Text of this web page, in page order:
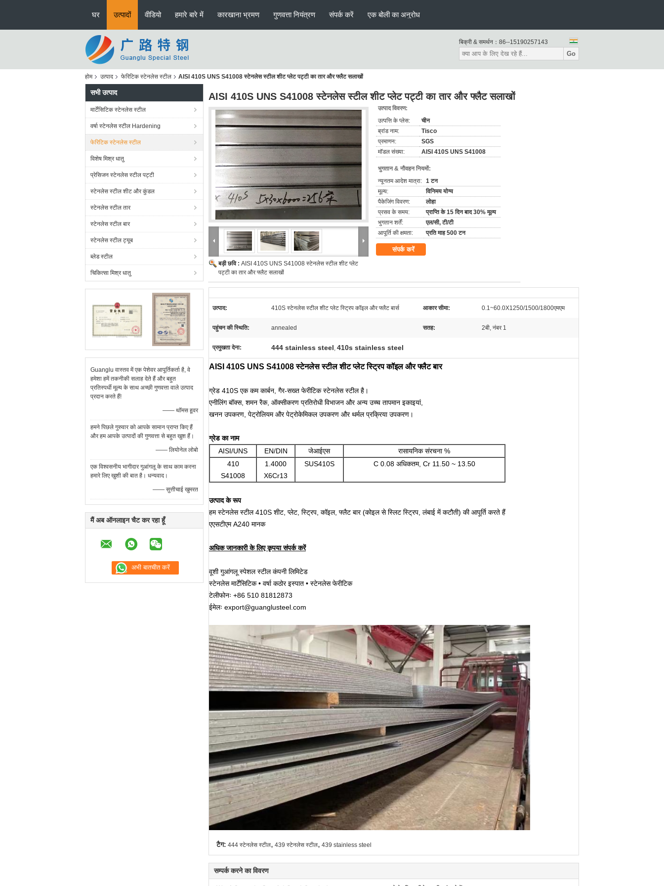
घर उत्पादों वीडियो हमारे बारे में कारखाना भ्रमण गुणवत्ता नियंत्रण संपर्क करें एक बोली का अनुरोध
बिक्री & समर्थन： 86--15190257143
Go
होम उत्पाद फेरिटिक स्टेनलेस स्टील AISI 410S UNS S41008 स्टेनलेस स्टील शीट प्लेट पट्टी का तार और फ्लैट सलाखों
सभी उत्पाद
मार्टेंसिटिक स्टेनलेस स्टील
वर्षा स्टेनलेस स्टील Hardening
फेरिटिक स्टेनलेस स्टील
विशेष मिश्र धातु
प्रेसिजन स्टेनलेस स्टील पट्टी
स्टेनलेस स्टील शीट और कुंडल
स्टेनलेस स्टील तार
स्टेनलेस स्टील बार
स्टेनलेस स्टील ट्यूब
ब्लेड स्टील
चिकित्सा मिश्र धातु
Guanglu वास्तव में एक पेशेवर आपूर्तिकर्ता है, वे
हमेशा हमें तकनीकी सलाह देते हैं और बहुत
प्रतिस्पर्धी मूल्य के साथ अच्छी गुणवत्ता वाले उत्पाद
प्रदान करते हैं!
—— थॉमस हूवर
हमने पिछले गुरुवार को आपके सामान प्राप्त किए हैं
और हम आपके उत्पादों की गुणवत्ता से बहुत खुश हैं।
—— लियोनेल लोबो
एक विश्वसनीय भागीदार गुआंगलू के साथ काम करना
हमारे लिए खुशी की बात है। धन्यवाद।
—— सुत्तीचाई खुमरत
मैं अब ऑनलाइन चैट कर रहा हूँ
AISI 410S UNS S41008 स्टेनलेस स्टील शीट प्लेट पट्टी का तार और फ्लैट सलाखों
बड़ी छवि : AISI 410S UNS S41008 स्टेनलेस स्टील शीट प्लेट
पट्टी का तार और फ्लैट सलाखों
उत्पाद विवरण:
उत्पत्ति के प्लेस:
चीन
ब्रांड नाम:
Tisco
प्रमाणन:
SGS
मॉडल संख्या:
AISI 410S UNS S41008
भुगतान & नौवहन नियमों:
न्यूनतम आदेश मात्रा: 1 टन
मूल्य:
विनिमय योग्य
पैकेजिंग विवरण:
लोहा
प्रसव के समय:
प्राप्ति के 15 दिन बाद 30% मूल्य
भुगतान शर्तें:
एल/सी, टी/टी
आपूर्ति की क्षमता:
प्रति माह 500 टन
संपर्क करें
उत्पाद: 410S स्टेनलेस स्टील शीट प्लेट स्ट्रिप कॉइल और फ्लैट बार्स आकार सीमा: 0.1~60.0X1250/1500/1800एमएम
पहुंचन की स्थिति: annealed सतह: 2बी, नंबर 1
प्रमुखता देना: 444 stainless steel, 410s stainless steel
AISI 410S UNS S41008 स्टेनलेस स्टील शीट प्लेट स्ट्रिप कॉइल और फ्लैट बार
ग्रेड 410S एक कम कार्बन, गैर-सख्त फेरीटिक स्टेनलेस स्टील है।
एनीलिंग बॉक्स, शमन रैक, ऑक्सीकरण प्रतिरोधी विभाजन और अन्य उच्च तापमान इकाइयां,
खनन उपकरण, पेट्रोलियम और पेट्रोकेमिकल उपकरण और थर्मल प्रक्रिया उपकरण।
ग्रेड का नाम
AISI/UNS
EN/DIN जेआईएस
रासायनिक संरचना %
410
S41008
1.4000
X6Cr13
SUS410S C 0.08 अधिकतम, Cr 11.50 ~ 13.50
उत्पाद के रूप
हम स्टेनलेस स्टील 410S शीट, प्लेट, स्ट्रिप, कॉइल, फ्लैट बार (कोइल से स्लिट स्ट्रिप, लंबाई में कटौती) की आपूर्ति करते हैं
एएसटीएम A240 मानक
अधिक जानकारी के लिए कृपया संपर्क करें
वूशी गुआंगलू स्पेशल स्टील कंपनी लिमिटेड
स्टेनलेस मार्टेंसिटिक • वर्षा कठोर इस्पात • स्टेनलेस फेरीटिक
टेलीफोनः +86 510 81812873
ईमेलः export@guanglusteel.com
टैग: 444 स्टेनलेस स्टील, 439 स्टेनलेस स्टील, 439 stainless steel
सम्पर्क करने का विवरण